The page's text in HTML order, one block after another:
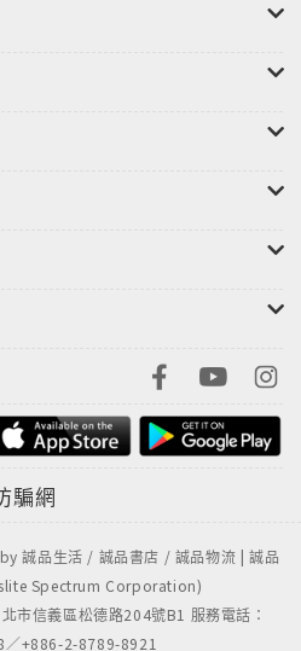
騙網
誠品生活 / 誠品書店 / 誠品物流 | 誠品
Spectrum Corporation)
市信義區松德路204號B1 服務電話：
+886-2-8789-8921